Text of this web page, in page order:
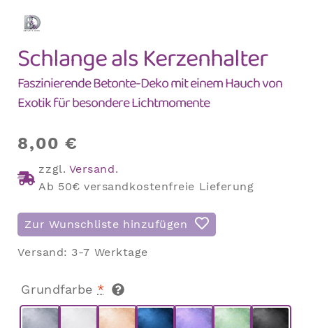
Schlange als Kerzenhalter
Faszinierende Betonte-Deko mit einem Hauch von
Exotik für besondere Lichtmomente
8,00€
zzgl. Versand.
Ab 50€ versandkostenfreie Lieferung
Zur Wunschliste hinzufügen
Versand: 3-7 Werktage
Grundfarbe *